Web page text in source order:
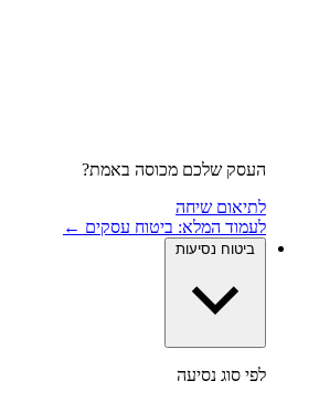
העסק שלכם מכוסה באמת?
לתיאום שיחה
לעמוד המלא: ביטוח עסקים ←
ביטוח נסיעות
לפי סוג נסיעה